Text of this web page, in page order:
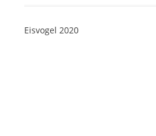
Eisvogel 2020